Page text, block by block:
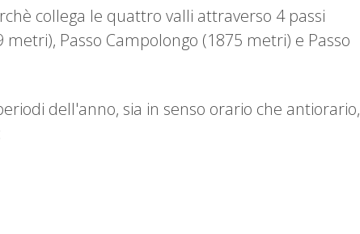
collega le quattro valli attraverso 4 passi
Passo Campolongo (1875 metri) e Passo
dell'anno, sia in senso orario che antiorario,